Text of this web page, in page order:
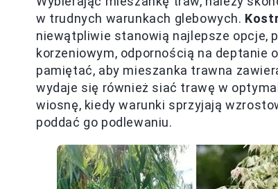
w trudnych warunkach glebowych.
niewątpliwie stanowią najlepsze opcje,
korzeniowym, odpornością na deptanie
pamiętać, aby mieszanka trawna
wydaje się również siać trawę w
wiosnę, kiedy warunki sprzyjają
poddać go podlewaniu.